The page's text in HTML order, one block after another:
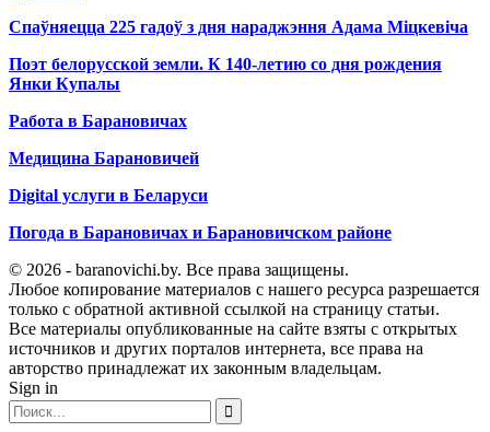
Спаўняецца 225 гадоў з дня нараджэння Адама Міцкевіча
Поэт белорусской земли. К 140-летию со дня рождения
Янки Купалы
Работа в Барановичах
Медицина Барановичей
Digital услуги в Беларуси
Погода в Барановичах и Барановичском районе
© 2026 - baranovichi.by. Все права защищены.
Любое копирование материалов с нашего ресурса разрешается
только с обратной активной ссылкой на страницу статьи.
Все материалы опубликованные на сайте взяты с открытых
источников и других порталов интернета, все права на
авторство принадлежат их законным владельцам.
Sign in